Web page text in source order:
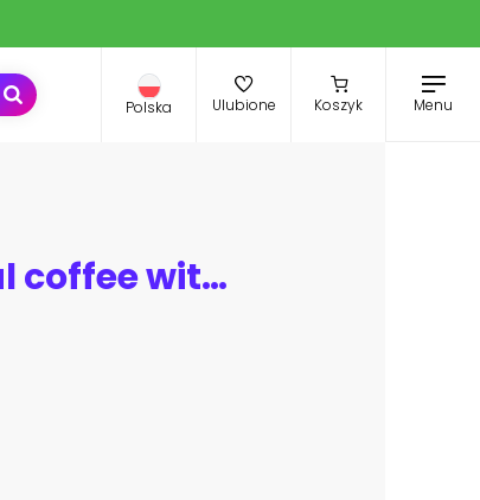
Polska Ulubione Koszyk Menu
Cup of natural coffee with coffee beans and green leaves. Watercolor hand drawn illustration, isolated on white background